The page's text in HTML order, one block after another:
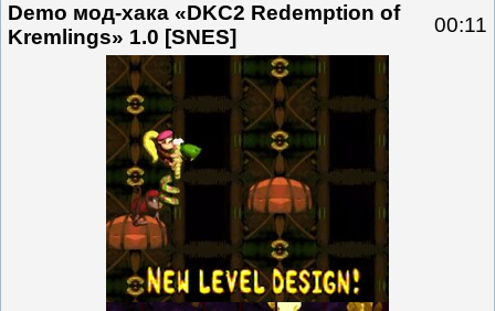
Demo мод-хака «DKC2 Redemption of
Kremlings» 1.0 [SNES]
00:11